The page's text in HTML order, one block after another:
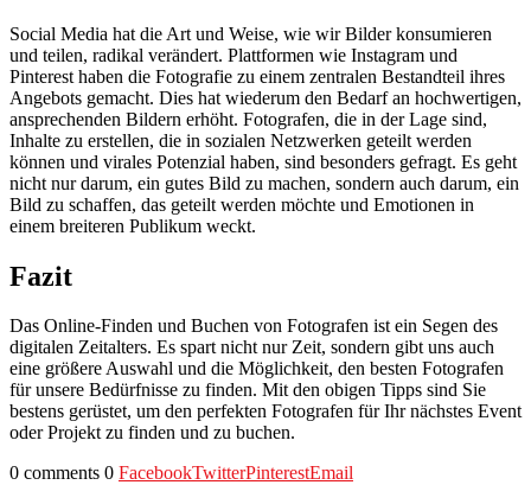
Social Media hat die Art und Weise, wie wir Bilder konsumieren
und teilen, radikal verändert. Plattformen wie Instagram und
Pinterest haben die Fotografie zu einem zentralen Bestandteil ihres
Angebots gemacht. Dies hat wiederum den Bedarf an hochwertigen,
ansprechenden Bildern erhöht. Fotografen, die in der Lage sind,
Inhalte zu erstellen, die in sozialen Netzwerken geteilt werden
können und virales Potenzial haben, sind besonders gefragt. Es geht
nicht nur darum, ein gutes Bild zu machen, sondern auch darum, ein
Bild zu schaffen, das geteilt werden möchte und Emotionen in
einem breiteren Publikum weckt.
Fazit
Das Online-Finden und Buchen von Fotografen ist ein Segen des
digitalen Zeitalters. Es spart nicht nur Zeit, sondern gibt uns auch
eine größere Auswahl und die Möglichkeit, den besten Fotografen
für unsere Bedürfnisse zu finden. Mit den obigen Tipps sind Sie
bestens gerüstet, um den perfekten Fotografen für Ihr nächstes Event
oder Projekt zu finden und zu buchen.
0 comments 0 FacebookTwitterPinterestEmail